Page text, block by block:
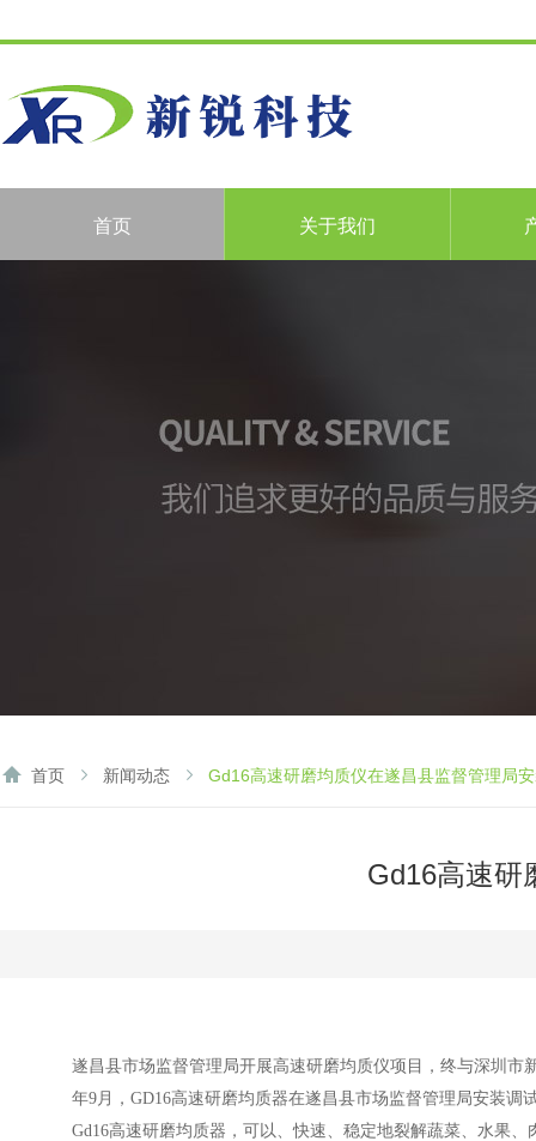
首页 关于我们
首页 新闻动态 Gd16高速研磨均质仪在遂昌县监督管理局
Gd16高速研
遂昌县市场监督管理局开展高速研磨均质仪项目，终与深圳市
年9月，GD16高速研磨均质器在遂昌县市场监督管理局安装调
Gd16高速研磨均质器 ，可以、快速、稳定地裂解蔬菜、水果